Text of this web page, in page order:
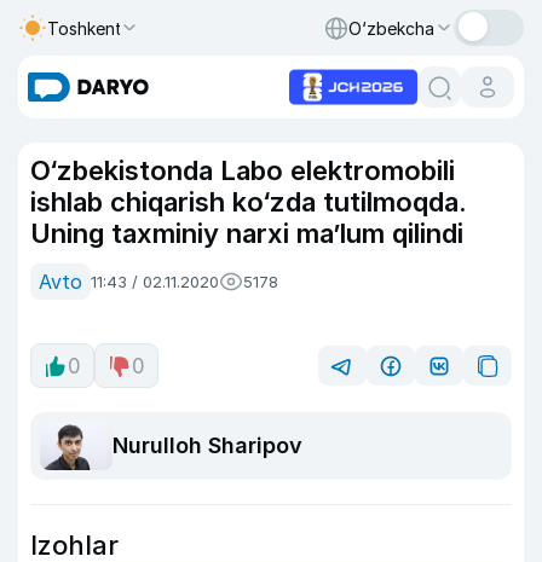
Toshkent O‘zbekcha
O‘zbekistonda Labo elektromobili
ishlab chiqarish ko‘zda tutilmoqda.
Uning taxminiy narxi ma’lum qilindi
Avto 11:43 / 02.11.2020 5178
0 0
Nurulloh Sharipov
Izohlar